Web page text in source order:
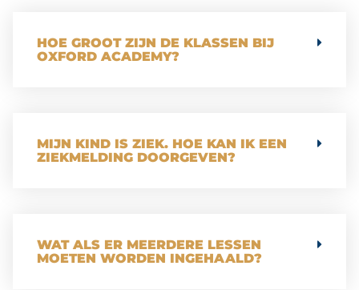
HOE GROOT ZIJN DE KLASSEN BIJ
OXFORD ACADEMY?
MIJN KIND IS ZIEK. HOE KAN IK EEN
ZIEKMELDING DOORGEVEN?
WAT ALS ER MEERDERE LESSEN
MOETEN WORDEN INGEHAALD?